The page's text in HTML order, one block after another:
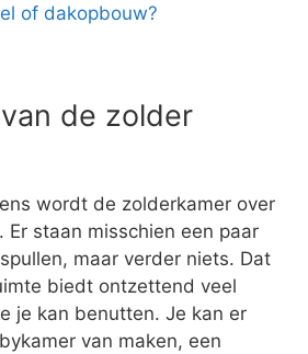
of dakopbouw?
de zolder
wordt de zolderkamer over
Er staan misschien een paar
maar verder niets. Dat
biedt ontzettend veel
je kan benutten. Je kan er
van maken, een